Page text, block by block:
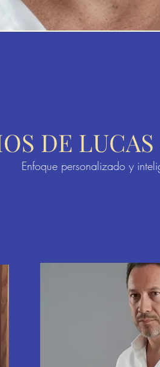
DE
Enfoque personalizado y